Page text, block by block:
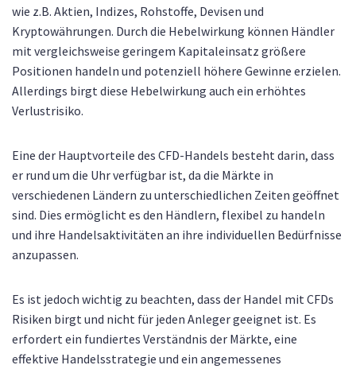
wie z.B. Aktien, Indizes, Rohstoffe, Devisen und
Kryptowährungen. Durch die Hebelwirkung können Händler
mit vergleichsweise geringem Kapitaleinsatz größere
Positionen handeln und potenziell höhere Gewinne erzielen.
Allerdings birgt diese Hebelwirkung auch ein erhöhtes
Verlustrisiko.
Eine der Hauptvorteile des CFD-Handels besteht darin, dass
er rund um die Uhr verfügbar ist, da die Märkte in
verschiedenen Ländern zu unterschiedlichen Zeiten geöffnet
sind. Dies ermöglicht es den Händlern, flexibel zu handeln
und ihre Handelsaktivitäten an ihre individuellen Bedürfnisse
anzupassen.
Es ist jedoch wichtig zu beachten, dass der Handel mit CFDs
Risiken birgt und nicht für jeden Anleger geeignet ist. Es
erfordert ein fundiertes Verständnis der Märkte, eine
effektive Handelsstrategie und ein angemessenes